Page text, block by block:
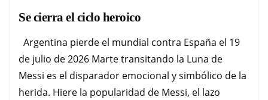
Se cierra el ciclo heroico
Argentina pierde el mundial contra España el 19
de julio de 2026 Marte transitando la Luna de
Messi es el disparador emocional y simbólico de la
herida. Hiere la popularidad de Messi, el lazo